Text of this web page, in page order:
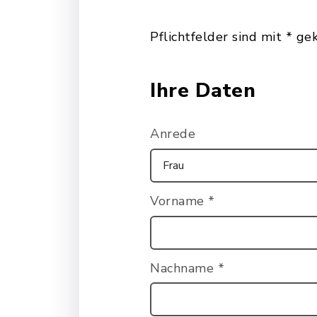
Pflichtfelder sind mit *
Ihre Daten
Anrede
Vorname *
Nachname *